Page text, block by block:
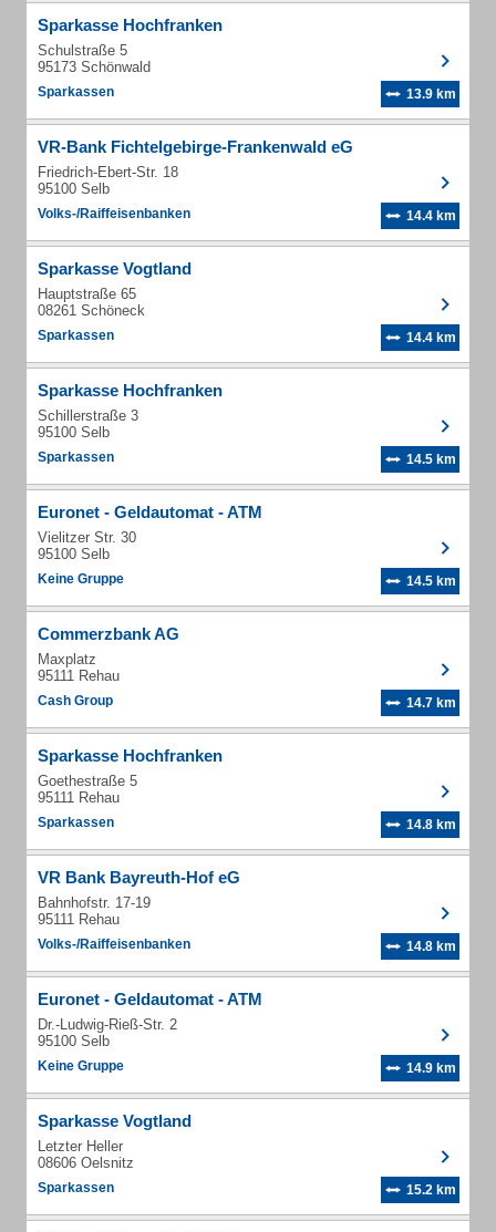
Sparkasse Hochfranken
Schulstraße 5
95173 Schönwald
Sparkassen 13.9 km
VR-Bank Fichtelgebirge-Frankenwald eG
Friedrich-Ebert-Str. 18
95100 Selb
Volks-/Raiffeisenbanken 14.4 km
Sparkasse Vogtland
Hauptstraße 65
08261 Schöneck
Sparkassen 14.4 km
Sparkasse Hochfranken
Schillerstraße 3
95100 Selb
Sparkassen 14.5 km
Euronet - Geldautomat - ATM
Vielitzer Str. 30
95100 Selb
Keine Gruppe 14.5 km
Commerzbank AG
Maxplatz
95111 Rehau
Cash Group 14.7 km
Sparkasse Hochfranken
Goethestraße 5
95111 Rehau
Sparkassen 14.8 km
VR Bank Bayreuth-Hof eG
Bahnhofstr. 17-19
95111 Rehau
Volks-/Raiffeisenbanken 14.8 km
Euronet - Geldautomat - ATM
Dr.-Ludwig-Rieß-Str. 2
95100 Selb
Keine Gruppe 14.9 km
Sparkasse Vogtland
Letzter Heller
08606 Oelsnitz
Sparkassen 15.2 km